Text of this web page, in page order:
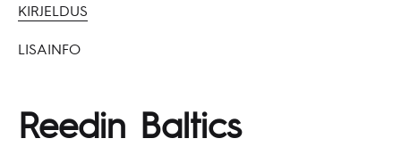
KIRJELDUS
LISAINFO
Reedin Baltics